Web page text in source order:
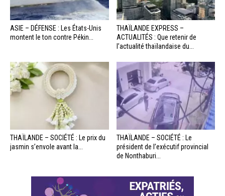
ASIE – DÉFENSE : Les États-Unis
montent le ton contre Pékin...
THAÏLANDE EXPRESS –
ACTUALITÉS : Que retenir de
l’actualité thaïlandaise du...
THAÏLANDE – SOCIÉTÉ : Le prix du
jasmin s’envole avant la...
THAÏLANDE – SOCIÉTÉ : Le
président de l’exécutif provincial
de Nonthaburi...